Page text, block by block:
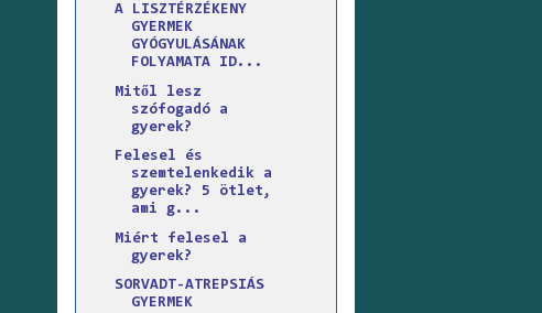
A LISZTÉRZÉKENY
GYERMEK
GYÓGYULÁSÁNAK
FOLYAMATA ID...
Mitől lesz
szófogadó a
gyerek?
Felesel és
szemtelenkedik a
gyerek? 5 ötlet,
ami g...
Miért felesel a
gyerek?
SORVADT-ATREPSIÁS
GYERMEK